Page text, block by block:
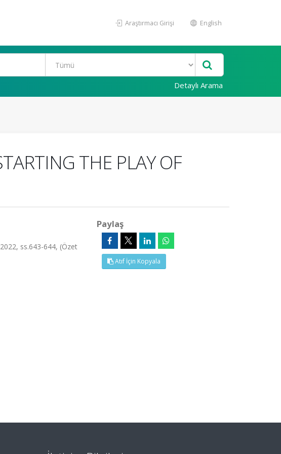
Araştırmacı Girişi English
Detaylı Arama
THE PLAY OF
ss.643-644, (Özet
Paylaş
Atıf İçin Kopyala